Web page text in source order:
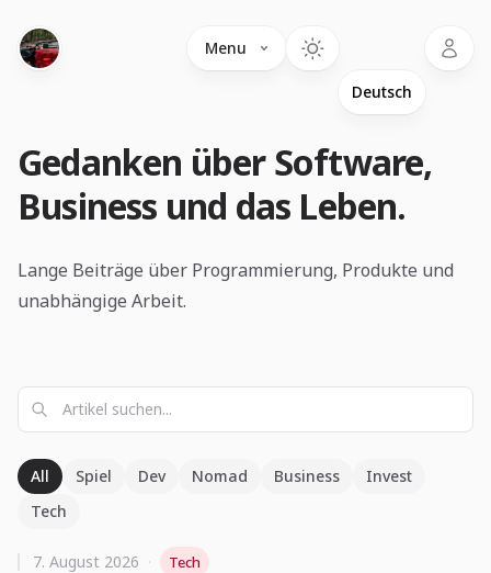
Menu
Gedanken über Software,
Business und das Leben.
Lange Beiträge über Programmierung, Produkte und
unabhängige Arbeit.
All Spiel Dev Nomad Business
Invest
Tech
7. August 2026 · Tech